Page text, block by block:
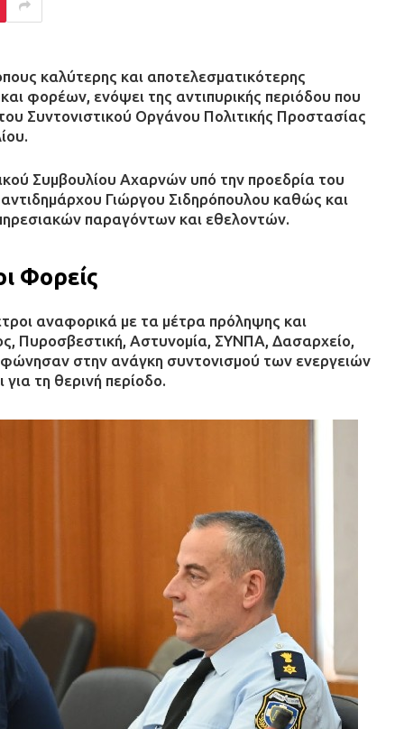
καλύτερης και αποτελεσματικότερης
φορέων, ενόψει της αντιπυρικής περιόδου που
Συντονιστικού Οργάνου Πολιτικής Προστασίας
Συμβουλίου Αχαρνών υπό την προεδρία του
Γιώργου Σιδηρόπουλου καθώς και
παραγόντων και εθελοντών.
Φορείς
αναφορικά με τα μέτρα πρόληψης και
Πυροσβεστική, Αστυνομία, ΣΥΝΠΑ, Δασαρχείο,
στην ανάγκη συντονισμού των ενεργειών
τη θερινή περίοδο.